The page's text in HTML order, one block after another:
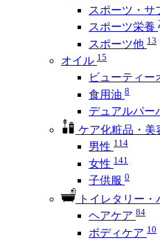
スポーツ・サ
スポーツ栄養
スポーツ他 13
オイル 15
ビューティー
食用油 8
デュアルパー
ケア化粧品・美
男性 114
女性 141
子供服 0
トイレタリー・
ヘアケア 84
ボディケア 10